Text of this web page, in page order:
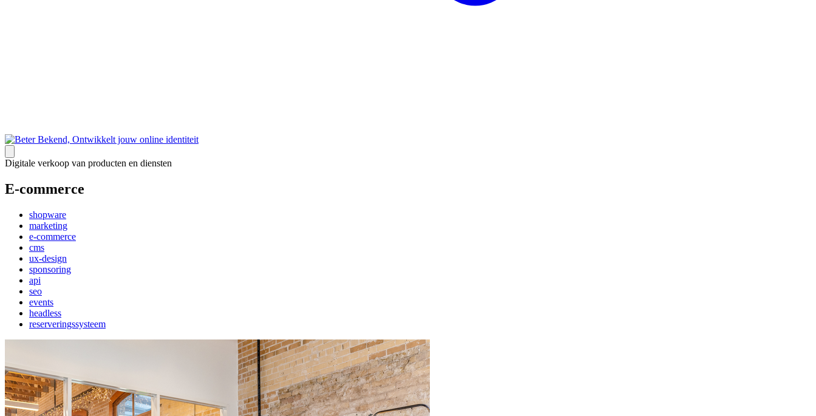
Digitale verkoop van producten en diensten
E-commerce
shopware
marketing
e-commerce
cms
ux-design
sponsoring
api
seo
events
headless
reserveringssysteem